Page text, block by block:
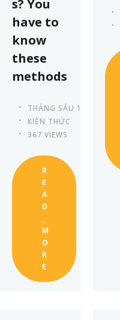
s? You
have to
know
these
methods
THÁNG SÁU 13TH, 2023
KIẾN THỨC
367 VIEWS
R
E
A
D
M
O
R
E